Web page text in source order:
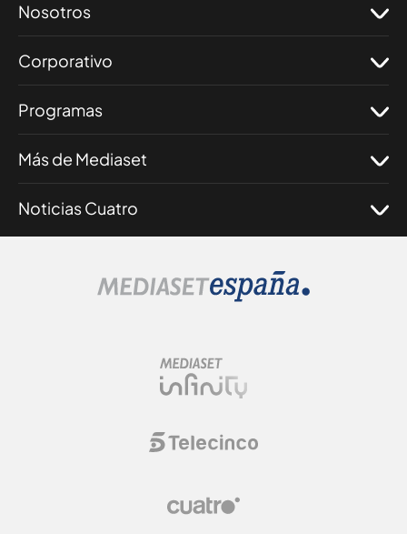
Nosotros
Corporativo
Programas
Más de Mediaset
Noticias Cuatro